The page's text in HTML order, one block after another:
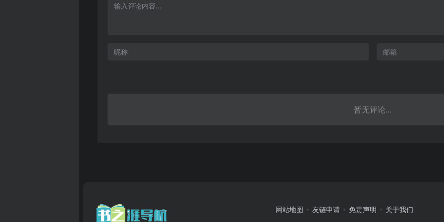
暂无评论...
网站地图 友链申请 免责声明 关于我们